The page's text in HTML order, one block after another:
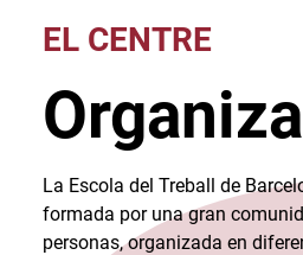
EL CENTRE
La Escola del Treball de
formada por una gran
personas, organizada en